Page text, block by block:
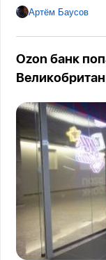
Артём Баусов
Ozon банк